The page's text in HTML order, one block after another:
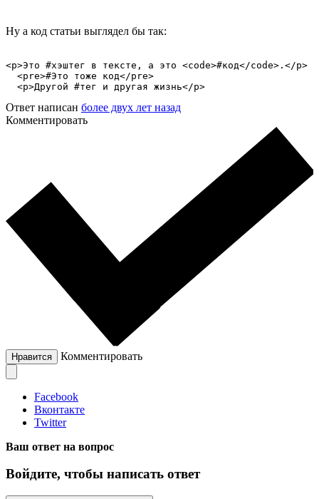
Ну а код статьи выглядел бы так:
<p>Это #хэштег в тексте, а это <code>#код</code>.</p>
  <pre>#Это тоже код</pre>
  <p>Другой #тег и другая жизнь</p>
Ответ написан более двух лет назад
Комментировать
Нравится Комментировать
Facebook
Вконтакте
Twitter
Ваш ответ на вопрос
Войдите, чтобы написать ответ